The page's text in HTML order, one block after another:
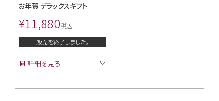
お年賀 デラックスギフト
¥11,880税込
販売を終了しました。
詳細を見る